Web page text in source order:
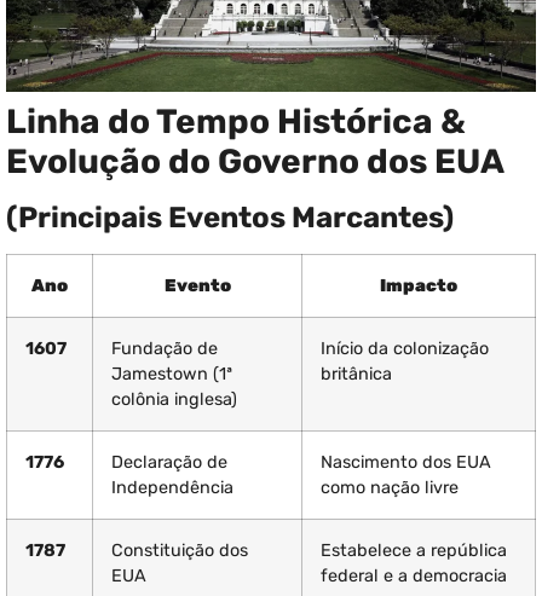
Linha do Tempo Histórica &
Evolução do Governo dos EUA
(Principais Eventos Marcantes)
Ano Evento Impacto
1607
Fundação de
Jamestown (1ª
colônia inglesa)
Início da colonização
britânica
1776
Declaração de
Independência
Nascimento dos EUA
como nação livre
1787
Constituição dos
EUA
Estabelece a república
federal e a democracia